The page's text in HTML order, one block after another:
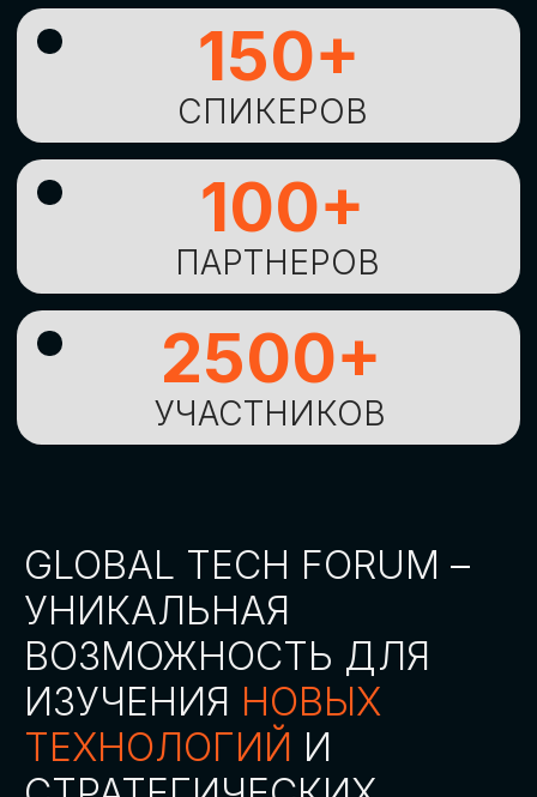
ИЗУЧЕНИЯНОВЫХ
ТЕХНОЛОГИЙИ
СТРАТЕГИЧЕСКИХ
ПОДХОДОВ К ЦИФРОВОЙ
ТРАНСФОРМАЦИИ
БИЗНЕСА
ОСТАВИТЬ
ЗАЯВКУ
СКАЧАТЬ ПРОГРАММУ
СТАТЬ СПИКЕРОМ
Оставьте заявку, наши менеджеры
СТАТЬ УЧАСТНИКОМ